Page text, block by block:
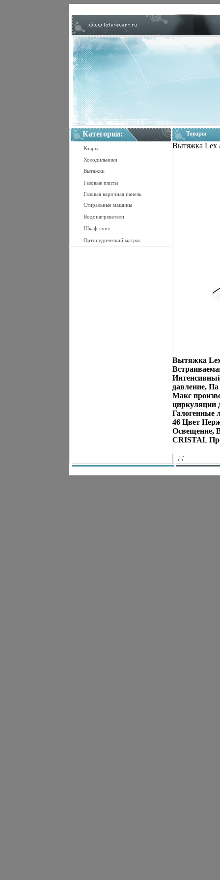
Категории:
Ковры
Холодильники
Вытяжки
Газовые плиты
Газовая варочная панель
Стиральные машины
Водонагреватели
Шкаф-купе
Ортопедический матрас
Товары
Вытяжка Lex
Вытяжка
давление,
Макс
циркуляции
Галогенные
46 Цвет
Освещение,
CRISTAL